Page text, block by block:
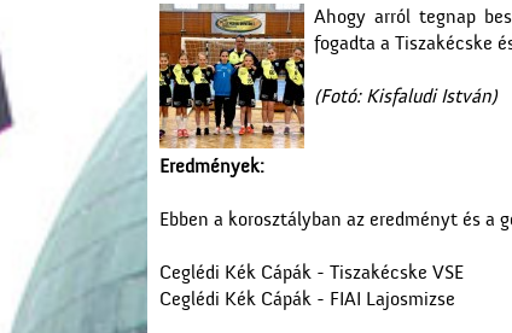
Ahogy arról tegnap
fogadta a Tiszakécske
(Fotó: Kisfaludi István)
Eredmények:
Ebben a korosztályban az eredményt és a
Ceglédi Kék Cápák - Tiszakécske VSE
Ceglédi Kék Cápák - FIAI Lajosmizse